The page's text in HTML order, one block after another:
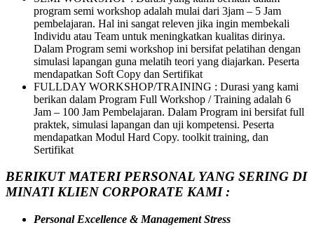
program semi workshop adalah mulai dari 3jam – 5 Jam
pembelajaran. Hal ini sangat releven jika ingin membekali
Individu atau Team untuk meningkatkan kualitas dirinya.
Dalam Program semi workshop ini bersifat pelatihan dengan
simulasi lapangan guna melatih teori yang diajarkan. Peserta
mendapatkan Soft Copy dan Sertifikat
FULLDAY WORKSHOP/TRAINING : Durasi yang kami
berikan dalam Program Full Workshop / Training adalah 6
Jam – 100 Jam Pembelajaran. Dalam Program ini bersifat full
praktek, simulasi lapangan dan uji kompetensi. Peserta
mendapatkan Modul Hard Copy. toolkit training, dan
Sertifikat
BERIKUT MATERI PERSONAL YANG SERING DI
MINATI KLIEN CORPORATE KAMI :
Personal Excellence & Management Stress